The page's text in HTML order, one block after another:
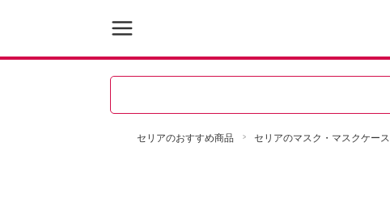
セリアのおすすめ商品 セリアのマスク・マスクケース